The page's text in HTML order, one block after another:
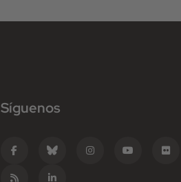
Síguenos